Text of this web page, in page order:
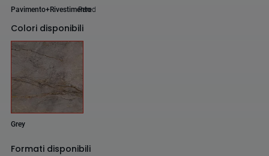
Pavimento+Rivestimento
Pared
Colori disponibili
Grey
Formati disponibili